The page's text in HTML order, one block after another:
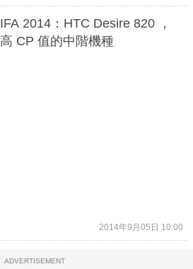
IFA 2014：HTC Desire 820 ，
高 CP 值的中階機種
2014年9月05日 10:00
ADVERTISEMENT